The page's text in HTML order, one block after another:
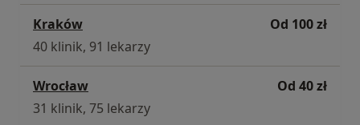
Kraków
Od 100 zł
40 klinik, 91 lekarzy
Wrocław
Od 40 zł
31 klinik, 75 lekarzy